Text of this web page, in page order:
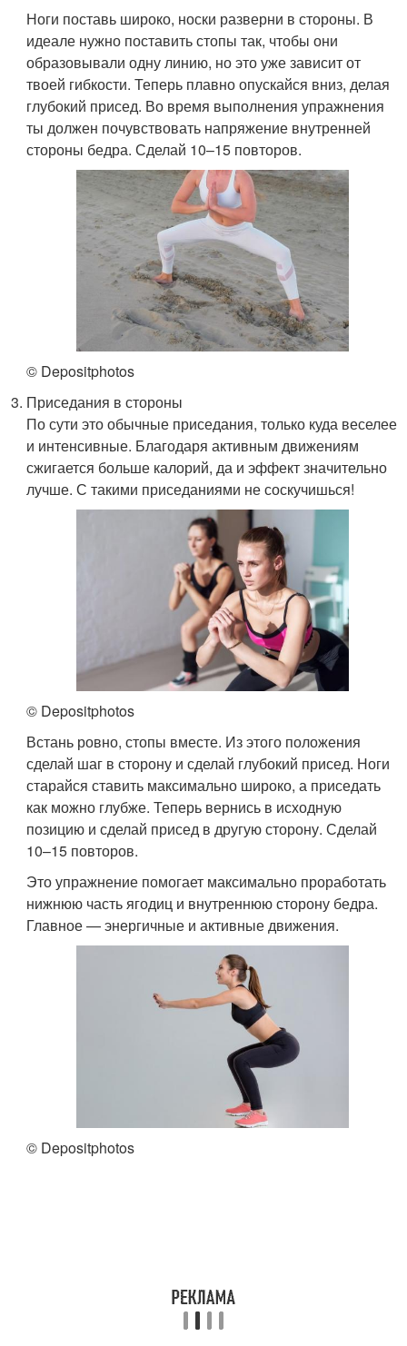
Ноги поставь широко, носки разверни в стороны. В
идеале нужно поставить стопы так, чтобы они
образовывали одну линию, но это уже зависит от
твоей гибкости. Теперь плавно опускайся вниз, делая
глубокий присед. Во время выполнения упражнения
ты должен почувствовать напряжение внутренней
стороны бедра. Сделай 10–15 повторов.
© Depositphotos
Приседания в стороны
По сути это обычные приседания, только куда веселее
и интенсивные. Благодаря активным движениям
сжигается больше калорий, да и эффект значительно
лучше. С такими приседаниями не соскучишься!
© Depositphotos
Встань ровно, стопы вместе. Из этого положения
сделай шаг в сторону и сделай глубокий присед. Ноги
старайся ставить максимально широко, а приседать
как можно глубже. Теперь вернись в исходную
позицию и сделай присед в другую сторону. Сделай
10–15 повторов.
Это упражнение помогает максимально проработать
нижнюю часть ягодиц и внутреннюю сторону бедра.
Главное — энергичные и активные движения.
© Depositphotos